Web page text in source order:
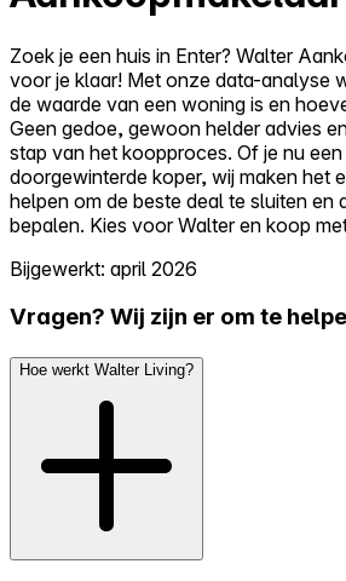
Zoek je een huis in Enter? Walter
voor je klaar! Met onze data-analyse
de waarde van een woning is en
Geen gedoe, gewoon helder advies
stap van het koopproces. Of je nu
doorgewinterde koper, wij maken het
helpen om de beste deal te sluiten en
bepalen. Kies voor Walter en koop
Bijgewerkt: april 2026
Vragen? Wij zijn er om te
Hoe werkt Walter Living?